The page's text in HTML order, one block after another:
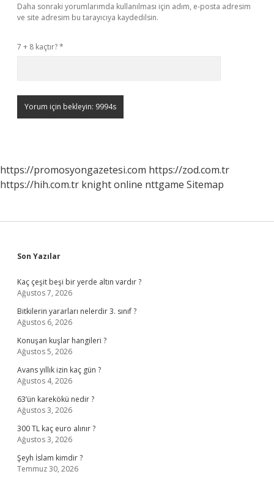
Daha sonraki yorumlarımda kullanılması için adım, e-posta adresim
ve site adresim bu tarayıcıya kaydedilsin.
7 + 8 kaçtır?*
https://promosyongazetesi.com https://zod.com.tr
https://hih.com.tr knight online nttgame Sitemap
Sidebar
Son Yazılar
Kaç çeşit beşi bir yerde altın vardır ?
Ağustos 7, 2026
Bitkilerin yararları nelerdir 3. sınıf ?
Ağustos 6, 2026
Konuşan kuşlar hangileri ?
Ağustos 5, 2026
Avans yıllık izin kaç gün ?
Ağustos 4, 2026
63’ün karekökü nedir ?
Ağustos 3, 2026
300 TL kaç euro alınır ?
Ağustos 3, 2026
Şeyh İslam kimdir ?
Temmuz 30, 2026